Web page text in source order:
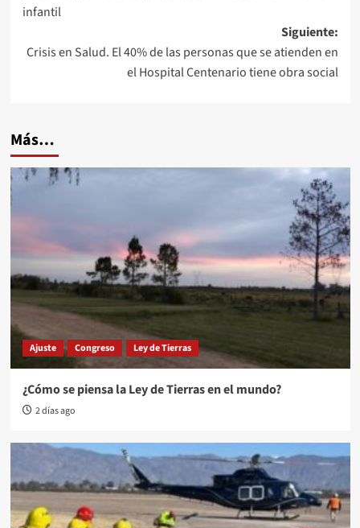
entradas
infantil
Siguiente:
Crisis en Salud. El 40% de las personas que se atienden en
el Hospital Centenario tiene obra social
Más…
Ajuste Congreso Ley de Tierras
¿Cómo se piensa la Ley de Tierras en el mundo?
2 días ago